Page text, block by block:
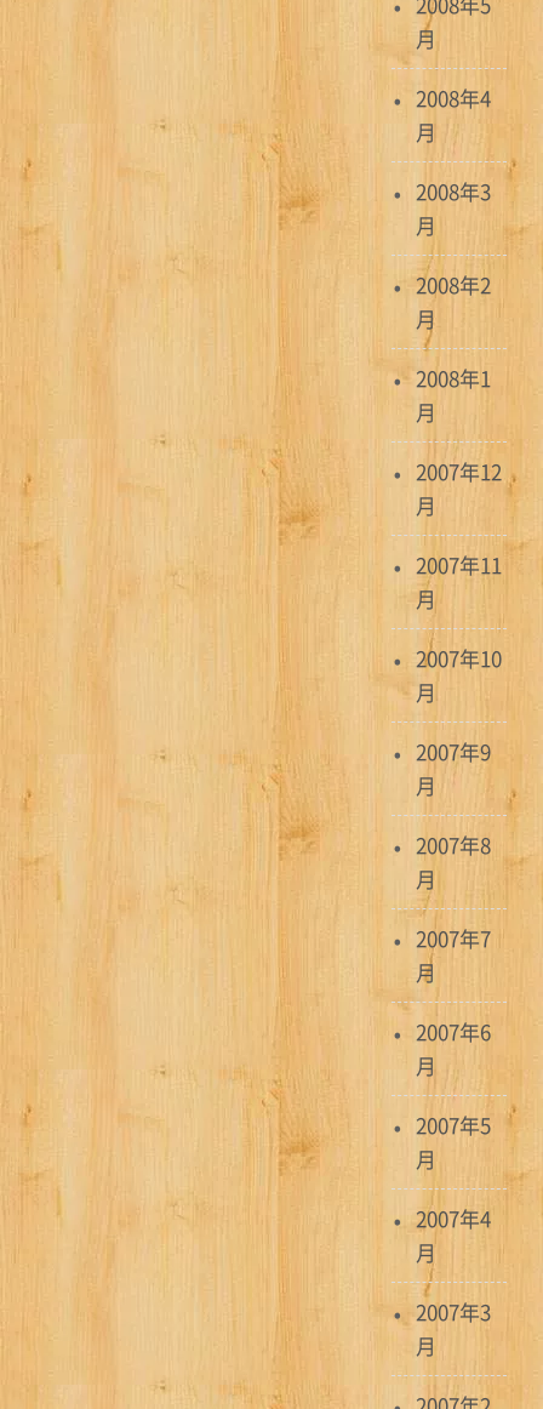
月
2008年4
月
2008年3
月
2008年2
月
2008年1
月
2007年12
月
2007年11
月
2007年10
月
2007年9
月
2007年8
月
2007年7
月
2007年6
月
2007年5
月
2007年4
月
2007年3
月